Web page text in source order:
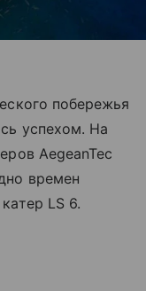
побережья
успехом. На
AegeanTec
времен
LS 6.